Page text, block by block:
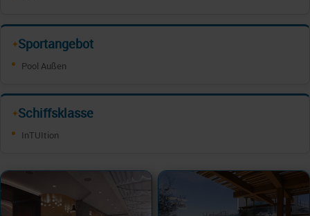
✦Sportangebot
Pool Außen
✦Schiffsklasse
InTUItion